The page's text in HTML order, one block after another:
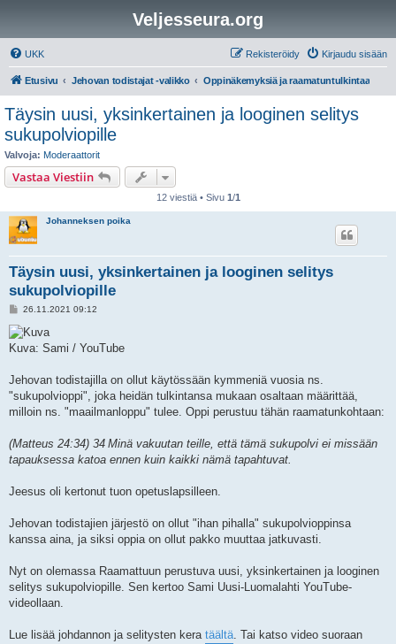
Veljesseura.org
UKK Kirjaudu sisään
Rekisteröidy
Etusivu Jehovan todistajat -valikko Oppinäkemyksiä ja raamatuntulkintaa
Täysin uusi, yksinkertainen ja looginen selitys
sukupolviopille
Valvoja: Moderaattorit
Vastaa Viestiin
12 viestiä • Sivu 1/1
Johanneksen poika
Täysin uusi, yksinkertainen ja looginen selitys
sukupolviopille
V
e
s
t
26.11.2021 09:12
Kuva: Sami / YouTube
Jehovan todistajilla on ollut käytössään kymmeniä vuosia ns.
"sukupolvioppi", joka heidän tulkintansa mukaan osaltaan määrittää,
milloin ns. "maailmanloppu" tulee. Oppi perustuu tähän raamatunkohtaan:
(Matteus 24:34) 34 Minä vakuutan teille, että tämä sukupolvi ei missään
tapauksessa katoa ennen kuin kaikki nämä tapahtuvat.
Jeesus oli kertonut tuon opetuslapsilleen.
Jehovan todistajien järjestö on ollut "ihan pihalla" sukupolvioppinsa
kanssa aina, ja siksi oppia on ollut pakko muuttaa jatkuvasti.
Nyt on olemassa Raamattuun perustuva uusi, yksinkertainen ja looginen
selitys sukupolviopille. Sen kertoo Sami Uusi-Luomalahti YouTube-
videollaan.
Lue lisää johdannon ja selitysten kera täältä. Tai katso video suoraan